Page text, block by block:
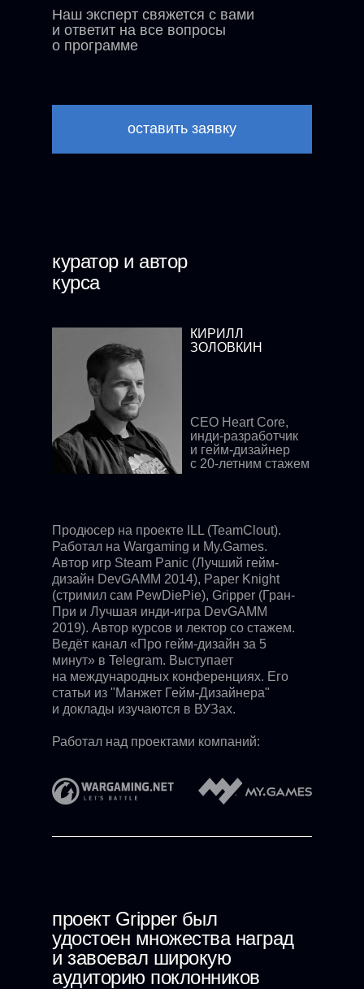
Наш эксперт свяжется с вами
и ответит на все вопросы
о программе
оставить заявку
куратор и автор
курса
Продюсер на проекте ILL (TeamClout).
Работал на Wargaming и My.Games.
Автор игр Steam Panic (Лучший гейм-
дизайн DevGAMM 2014), Paper Knight
(стримил сам PewDiePie), Gripper (Гран-
При и Лучшая инди-игра DevGAMM
2019). Автор курсов и лектор со стажем.
Ведёт канал «Про гейм-дизайн за 5
минут» в Telegram. Выступает
на международных конференциях. Его
статьи из "Манжет Гейм-Дизайнера"
и доклады изучаются в ВУЗах.
Работал над проектами компаний:
CEO Heart Core,
инди-разработчик
и гейм-дизайнер
с 20-летним стажем
КИРИЛЛ
ЗОЛОВКИН
проект Gripper был
удостоен множества наград
и завоевал широкую
аудиторию поклонников